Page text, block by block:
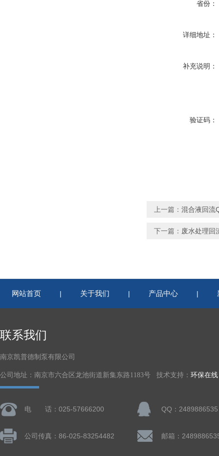
省份：
详细地址：
补充说明：
验证码：
上一篇： 混合液回流
下一篇： 废水处理回
网站首页 | 关于我们 | 产品中心 |
联系我们
南京凯普德制泵有限公司
公司地址：南京市六合区龙池街道新集东路1183号 技术支持： 环保在线
电 话：025-57666200 QQ：2489886535
公司传真：86-025-83254482 邮箱：